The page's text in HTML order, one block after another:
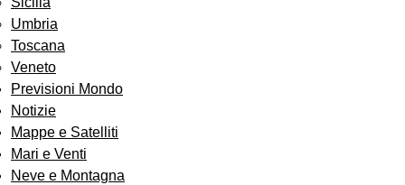
Umbria
Toscana
Veneto
Previsioni Mondo
Notizie
Mappe e Satelliti
Mari e Venti
Neve e Montagna